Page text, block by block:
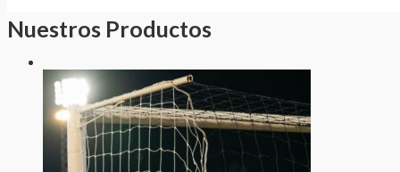
Nuestros Productos